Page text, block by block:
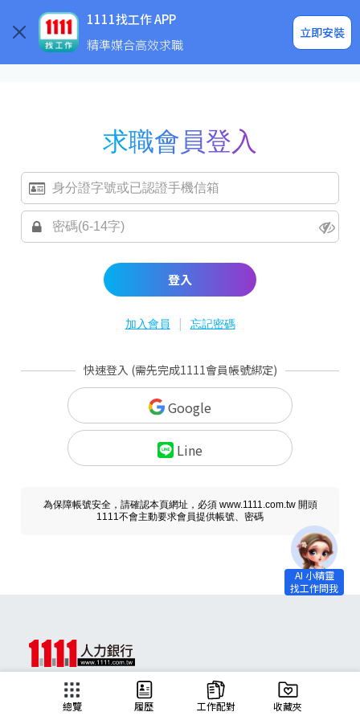
1111找工作 APP
精準媒合高效求職
立即安裝
企業求才
求職會員登入
登入
加入會員 | 忘記密碼
快速登入 (需先完成1111會員帳號綁定)
Google
Line
為保障帳號安全，請確認本頁網址，必須 www.1111.com.tw 開頭
1111不會主動要求會員提供帳號、密碼
總覽 履歷 工作配對 收藏夾